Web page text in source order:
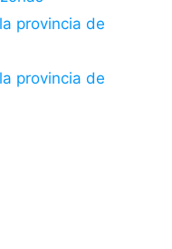
provincia de
provincia de